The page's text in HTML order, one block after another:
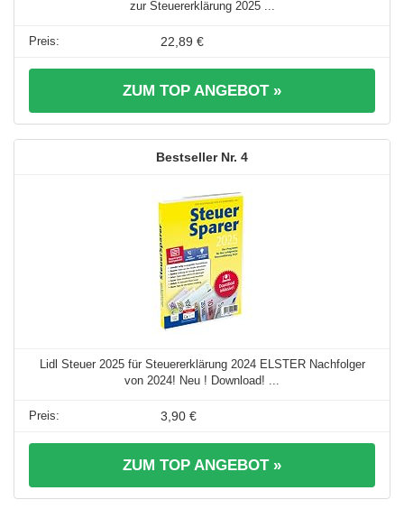
zur Steuererklärung 2025 ...
22,89 €
ZUM TOP ANGEBOT »
4
Lidl Steuer 2025 für Steuererklärung 2024 ELSTER Nachfolger
von 2024! Neu ! Download! ...
3,90 €
ZUM TOP ANGEBOT »